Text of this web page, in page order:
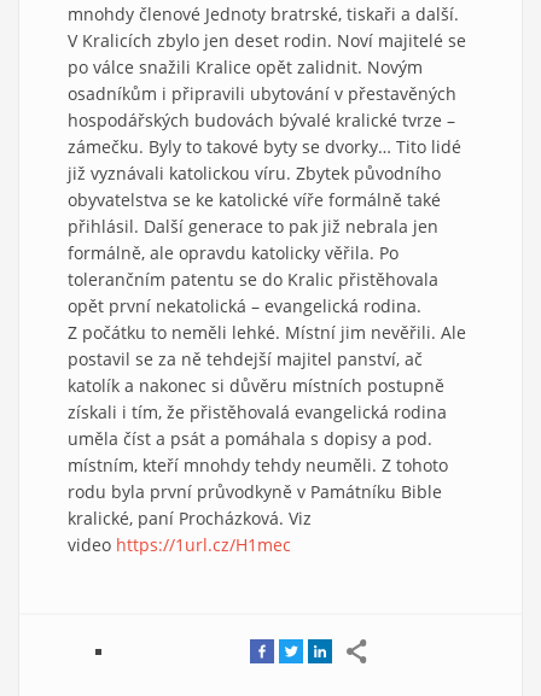
mnohdy členové Jednoty bratrské, tiskaři a další.
V Kralicích zbylo jen deset rodin. Noví majitelé se
po válce snažili Kralice opět zalidnit. Novým
osadníkům i připravili ubytování v přestavěných
hospodářských budovách bývalé kralické tvrze –
zámečku. Byly to takové byty se dvorky… Tito lidé
již vyznávali katolickou víru. Zbytek původního
obyvatelstva se ke katolické víře formálně také
přihlásil. Další generace to pak již nebrala jen
formálně, ale opravdu katolicky věřila. Po
tolerančním patentu se do Kralic přistěhovala
opět první nekatolická – evangelická rodina.
Z počátku to neměli lehké. Místní jim nevěřili. Ale
postavil se za ně tehdejší majitel panství, ač
katolík a nakonec si důvěru místních postupně
získali i tím, že přistěhovalá evangelická rodina
uměla číst a psát a pomáhala s dopisy a pod.
místním, kteří mnohdy tehdy neuměli. Z tohoto
rodu byla první průvodkyně v Památníku Bible
kralické, paní Procházková. Viz
video https://1url.cz/H1mec